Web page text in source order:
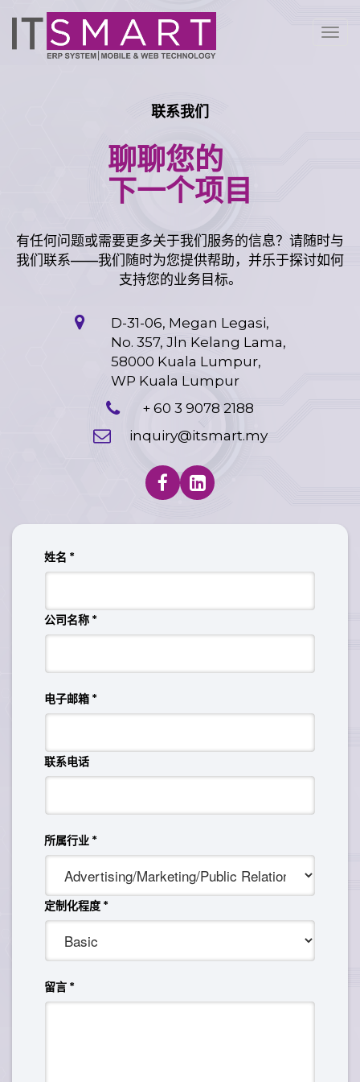
切
联系我们
聊聊您的
下一个项目
有任何问题或需要更多关于我们服务的信息？请随时与
我们联系——我们随时为您提供帮助，并乐于探讨如何
支持您的业务目标。
D-31-06, Megan Legasi,
No. 357, Jln Kelang Lama,
58000 Kuala Lumpur,
WP Kuala Lumpur
+ 60 3 9078 2188
inquiry@itsmart.my
姓名 *
公司名称 *
电子邮箱 *
联系电话
所属行业 *
定制化程度 *
留言 *